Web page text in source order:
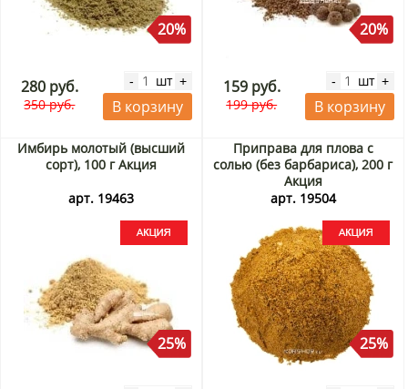
20%
280 руб.
350 руб.
- шт +
В корзину
20%
159 руб.
199 руб.
- шт +
В корзину
Имбирь молотый (высший
сорт), 100 г Акция
арт. 19463
25%
Приправа для плова с
солью (без барбариса), 200 г
Акция
арт. 19504
25%